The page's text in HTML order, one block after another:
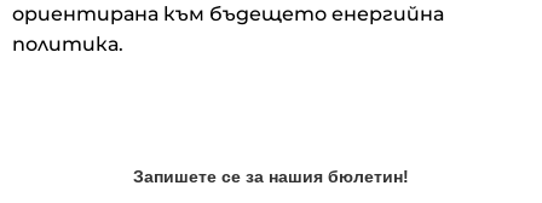
ориентирана към бъдещето енергийна
политика.